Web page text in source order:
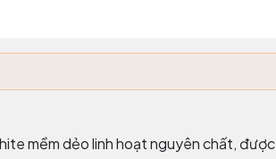
mềm dẻo linh hoạt nguyên chất, được